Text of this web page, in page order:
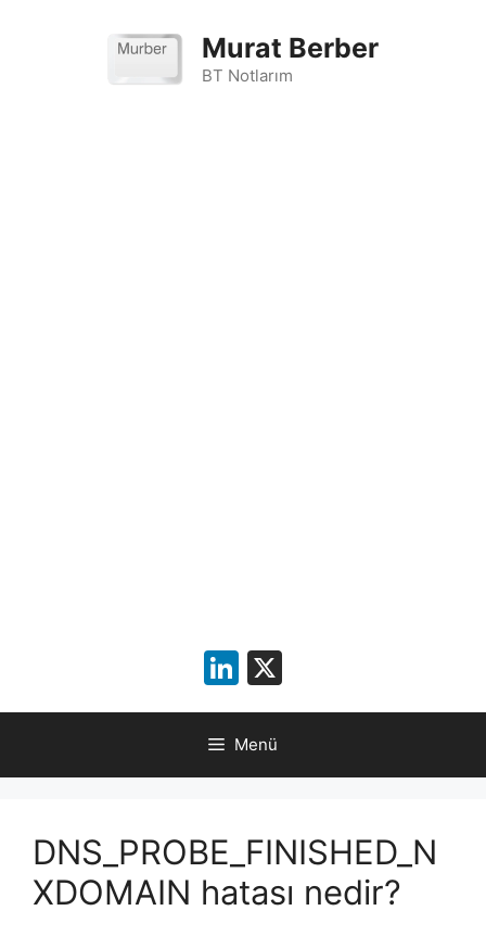
Murat Berber
BT Notlarım
LinkedIn
Menü
DNS_PROBE_FINISHED_N
XDOMAIN hatası nedir?